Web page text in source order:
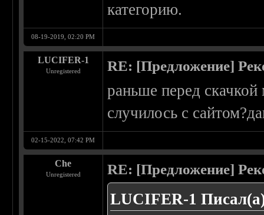
категорию.
08-19-2019, 02:20 PM
LUCIFER-1
Unregistered RE: [Предложение]
раньше перед
случилось с
02-15-2022, 07:42 PM
Che
Unregistered RE: [Предложение]
LUCIFER-1